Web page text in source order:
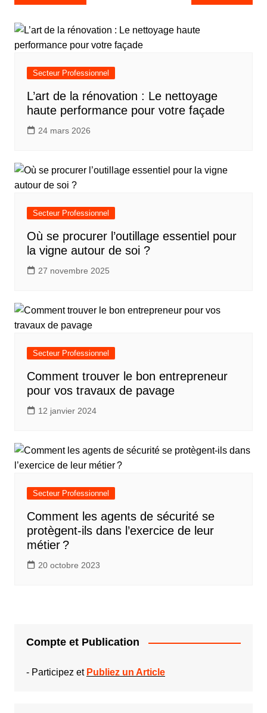
de
l’article
Secteur Professionnel
L’art de la rénovation : Le nettoyage
haute performance pour votre façade
24 mars 2026
Secteur Professionnel
Où se procurer l’outillage essentiel pour
la vigne autour de soi ?
27 novembre 2025
Secteur Professionnel
Comment trouver le bon entrepreneur
pour vos travaux de pavage
12 janvier 2024
Secteur Professionnel
Comment les agents de sécurité se
protègent-ils dans l’exercice de leur
métier ?
20 octobre 2023
Compte et Publication
- Participez et Publiez un Article